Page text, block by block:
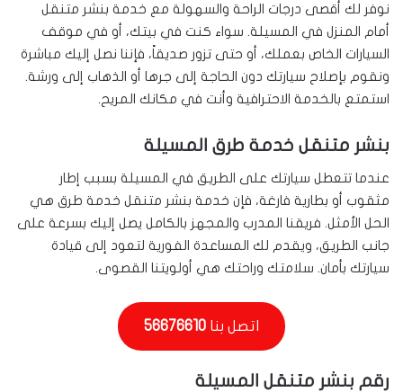
نوفر لك أقصى درجات الراحة والسهولة مع خدمة بنشر متنقل
أمام المنزل في المسيلة. سواء كنت في بيتك، أو في موقف
السيارات الخاص بعملك، أو حتى تزور صديقاً، فإننا نصل إليك مباشرة
ونقوم بإصلاح سيارتك دون الحاجة إلى جرها أو الذهاب إلى ورشة.
استمتع بالخدمة الاحترافية وأنت في مكانك المريح.
بنشر متنقل خدمة طرق المسيلة
عندما تتعطل سيارتك على الطريق في المسيلة بسبب إطار
مثقوب أو بطارية فارغة، فإن خدمة بنشر متنقل خدمة طرق هي
الحل الأمثل. فريقنا المدرب والمجهز بالكامل يصل إليك بسرعة على
جانب الطريق، ويقدم لك المساعدة الفورية لتعود إلى قيادة
سيارتك بأمان. سلامتك وراحتك هي أولويتنا القصوى.
اتصل بنا 56676610
رقم بنشر متنقل المسيلة